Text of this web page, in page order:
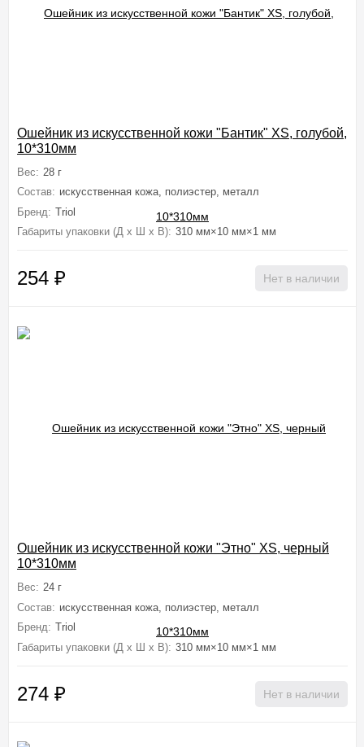
Ошейник из искусственной кожи "Бантик" XS, голубой,
10*310мм
Вес: 28 г
Состав: искусственная кожа, полиэстер, металл
Бренд: Triol
Габариты упаковки (Д х Ш х В): 310 мм×10 мм×1 мм
254 ₽ Нет в наличии
Ошейник из искусственной кожи "Этно" XS, черный
10*310мм
Вес: 24 г
Состав: искусственная кожа, полиэстер, металл
Бренд: Triol
Габариты упаковки (Д х Ш х В): 310 мм×10 мм×1 мм
274 ₽ Нет в наличии